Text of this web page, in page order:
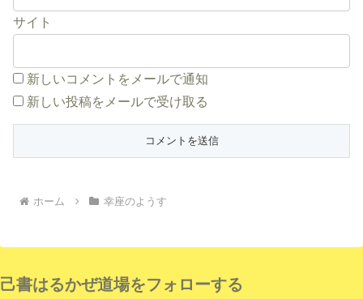
サイト
新しいコメントをメールで通知
新しい投稿をメールで受け取る
ホーム 幸座のようす
己書はるかぜ道場をフォローする